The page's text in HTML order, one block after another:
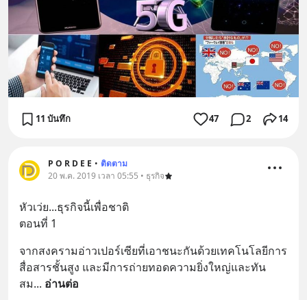
11 บันทึก 47 2 14
P O R D E E • ติดตาม
20 พ.ค. 2019 เวลา 05:55 • ธุรกิจ
หัวเว่ย...ธุรกิจนี้เพื่อชาติ
ตอนที่ 1
จากสงครามอ่าวเปอร์เซียที่เอาชนะกันด้วยเทคโนโลยีการ
สื่อสารชั้นสูง และมีการถ่ายทอดความยิ่งใหญ่และทัน
สม... อ่านต่อ